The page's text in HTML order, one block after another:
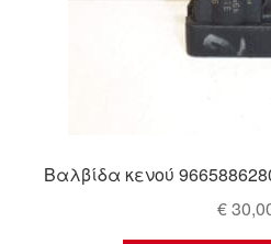
Παράπονα
Σχετικά με εμάς
Βαλβίδα κενού
€